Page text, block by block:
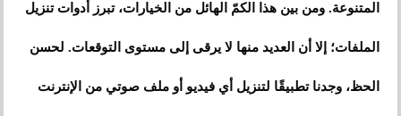
المتنوعة. ومن بين هذا الكمّ الهائل من الخيارات، تبرز أدوات تنزيل
الملفات؛ إلا أن العديد منها لا يرقى إلى مستوى التوقعات. لحسن
الحظ، وجدنا تطبيقًا لتنزيل أي فيديو أو ملف صوتي من الإنترنت